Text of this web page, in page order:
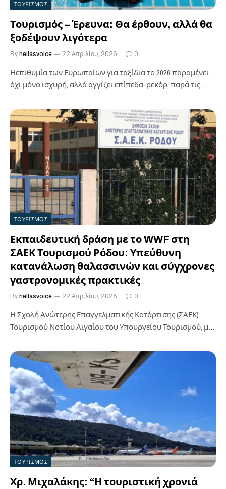
ΤΟΥΡΙΣΜΟΣ
Τουρισμός – Έρευνα: Θα έρθουν, αλλά θα
ξοδέψουν λιγότερα
By hellasvoice 22 Απριλίου, 2026 0
Ηεπιθυμία των Ευρωπαίων για ταξίδια το 2026 παραμένει
όχι μόνο ισχυρή, αλλά αγγίζει επίπεδα-ρεκόρ, παρά τις
ανησυχητικές…
ΤΟΥΡΙΣΜΟΣ
Εκπαιδευτική δράση με το WWF στη
ΣΑΕΚ Τουρισμού Ρόδου: Υπεύθυνη
κατανάλωση θαλασσινών και σύγχρονες
γαστρονομικές πρακτικές
By hellasvoice 22 Απριλίου, 2026 0
Η Σχολή Ανώτερης Επαγγελματικής Κατάρτισης (ΣΑΕΚ)
Τουρισμού Νοτίου Αιγαίου του Υπουργείου Τουρισμού, με
ΤΟΥΡΙΣΜΟΣ
Χρ. Μιχαλάκης: “Η τουριστική χρονιά